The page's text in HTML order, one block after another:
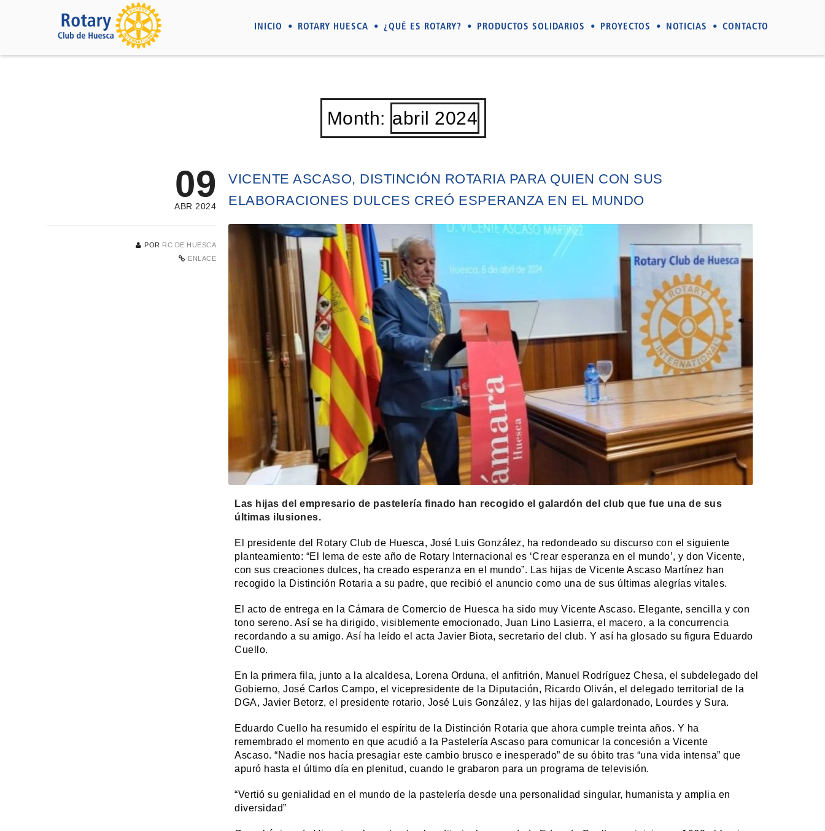
INICIO ROTARY HUESCA ¿QUÉ ES ROTARY? PRODUCTOS SOLIDARIOS PROYECTOS NOTICIAS CONTACTO
Month: abril 2024
09
ABR 2024
POR RC DE HUESCA
ENLACE
VICENTE ASCASO, DISTINCIÓN ROTARIA PARA QUIEN CON SUS
ELABORACIONES DULCES CREÓ ESPERANZA EN EL MUNDO
Las hijas del empresario de pastelería finado han recogido el galardón del club que fue una de sus
últimas ilusiones.
El presidente del Rotary Club de Huesca, José Luis González, ha redondeado su discurso con el siguiente
planteamiento: “El lema de este año de Rotary Internacional es ‘Crear esperanza en el mundo’, y don Vicente,
con sus creaciones dulces, ha creado esperanza en el mundo”. Las hijas de Vicente Ascaso Martínez han
recogido la Distinción Rotaria a su padre, que recibió el anuncio como una de sus últimas alegrías vitales.
El acto de entrega en la Cámara de Comercio de Huesca ha sido muy Vicente Ascaso. Elegante, sencilla y con
tono sereno. Así se ha dirigido, visiblemente emocionado, Juan Lino Lasierra, el macero, a la concurrencia
recordando a su amigo. Así ha leído el acta Javier Biota, secretario del club. Y así ha glosado su figura Eduardo
Cuello.
En la primera fila, junto a la alcaldesa, Lorena Orduna, el anfitrión, Manuel Rodríguez Chesa, el subdelegado del
Gobierno, José Carlos Campo, el vicepresidente de la Diputación, Ricardo Oliván, el delegado territorial de la
DGA, Javier Betorz, el presidente rotario, José Luis González, y las hijas del galardonado, Lourdes y Sura.
Eduardo Cuello ha resumido el espíritu de la Distinción Rotaria que ahora cumple treinta años. Y ha
remembrado el momento en que acudió a la Pastelería Ascaso para comunicar la concesión a Vicente
Ascaso. “Nadie nos hacía presagiar este cambio brusco e inesperado” de su óbito tras “una vida intensa” que
apuró hasta el último día en plenitud, cuando le grabaron para un programa de televisión.
“Vertió su genialidad en el mundo de la pastelería desde una personalidad singular, humanista y amplia en
diversidad”